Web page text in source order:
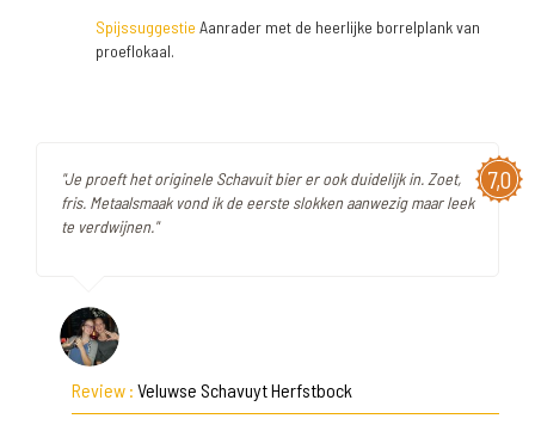
Spijssuggestie Aanrader met de heerlijke borrelplank van
proeflokaal.
7,0
"Je proeft het originele Schavuit bier er ook duidelijk in. Zoet,
fris. Metaalsmaak vond ik de eerste slokken aanwezig maar leek
te verdwijnen."
Review : Veluwse Schavuyt Herfstbock